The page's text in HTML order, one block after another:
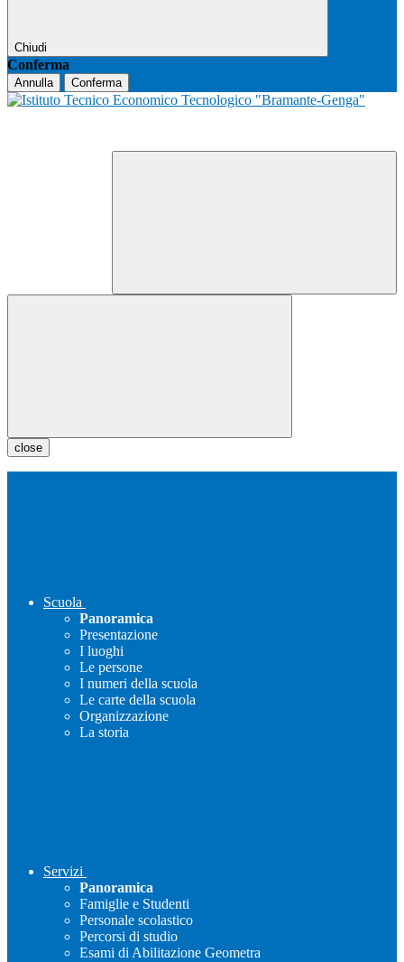
Chiudi
Conferma
Annulla Conferma
close
Scuola
Panoramica
Presentazione
I luoghi
Le persone
I numeri della scuola
Le carte della scuola
Organizzazione
La storia
Servizi
Panoramica
Famiglie e Studenti
Personale scolastico
Percorsi di studio
Esami di Abilitazione Geometra